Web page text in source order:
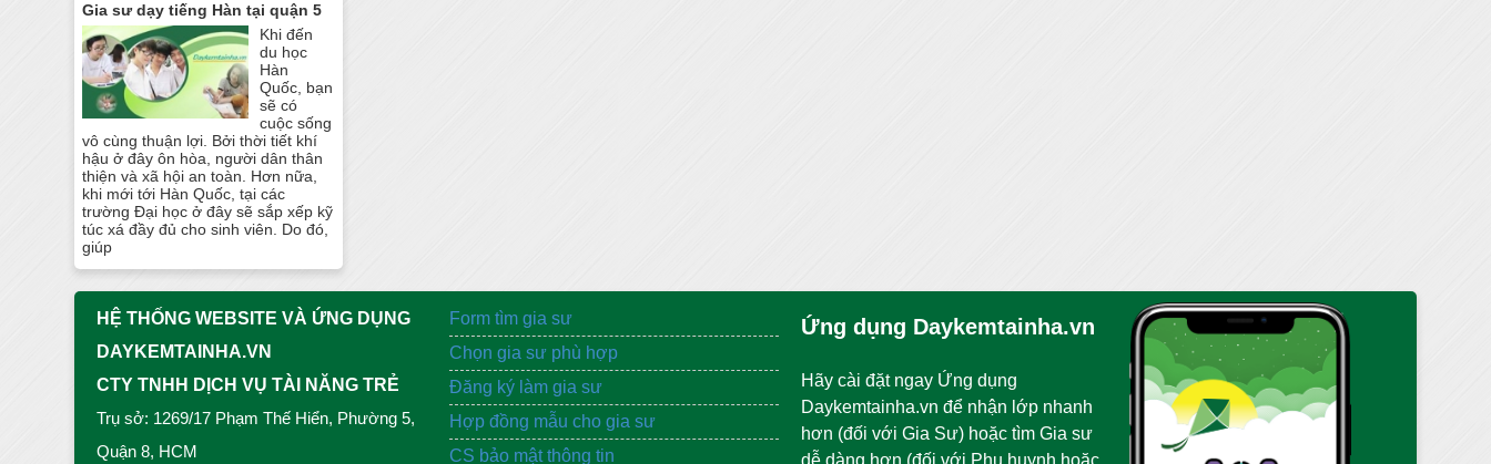
Gia sư dạy tiếng Hàn tại quận 5
Khi đến
du học
Hàn
Quốc, bạn
sẽ có
cuộc sống
vô cùng thuận lợi. Bởi thời tiết khí
hậu ở đây ôn hòa, người dân thân
thiện và xã hội an toàn. Hơn nữa,
khi mới tới Hàn Quốc, tại các
trường Đại học ở đây sẽ sắp xếp kỹ
túc xá đầy đủ cho sinh viên. Do đó,
giúp
HỆ THỐNG WEBSITE VÀ ỨNG DỤNG
DAYKEMTAINHA.VN
CTY TNHH DỊCH VỤ TÀI NĂNG TRẺ
Trụ sở: 1269/17 Phạm Thế Hiển, Phường 5,
Quận 8, HCM
Form tìm gia sư
Chọn gia sư phù hợp
Đăng ký làm gia sư
Hợp đồng mẫu cho gia sư
CS bảo mật thông tin
Ứng dụng Daykemtainha.vn
Hãy cài đặt ngay Ứng dụng
Daykemtainha.vn để nhận lớp nhanh
hơn (đối với Gia Sư) hoặc tìm Gia sư